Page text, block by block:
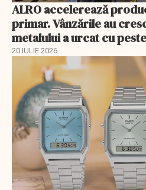
ALRO accelerează
primar. Vânzările au
metalului a urcat cu
20 IULIE 2026